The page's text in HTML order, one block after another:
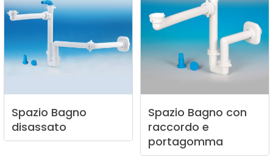
Spazio Bagno
disassato
Spazio Bagno con
raccordo e
portagomma